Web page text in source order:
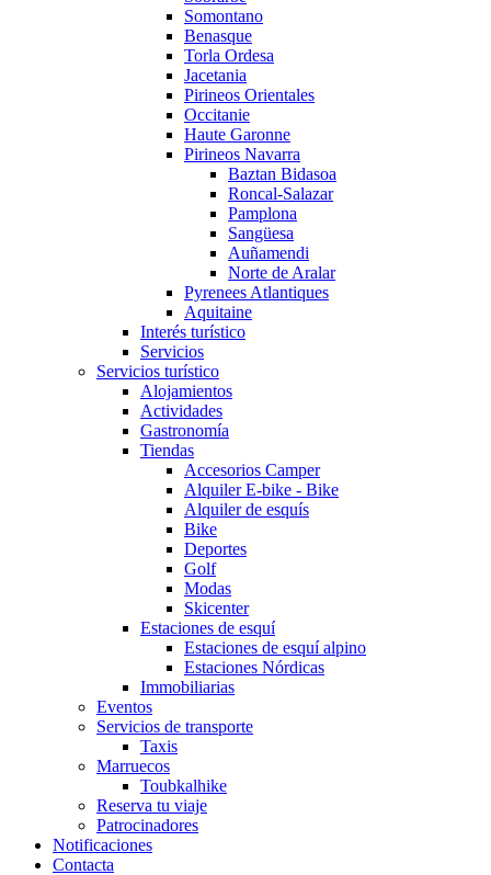
Somontano
Benasque
Torla Ordesa
Jacetania
Pirineos Orientales
Occitanie
Haute Garonne
Pirineos Navarra
Baztan Bidasoa
Roncal-Salazar
Pamplona
Sangüesa
Auñamendi
Norte de Aralar
Pyrenees Atlantiques
Aquitaine
Interés turístico
Servicios
Servicios turístico
Alojamientos
Actividades
Gastronomía
Tiendas
Accesorios Camper
Alquiler E-bike - Bike
Alquiler de esquís
Bike
Deportes
Golf
Modas
Skicenter
Estaciones de esquí
Estaciones de esquí alpino
Estaciones Nórdicas
Immobiliarias
Eventos
Servicios de transporte
Taxis
Marruecos
Toubkalhike
Reserva tu viaje
Patrocinadores
Notificaciones
Contacta